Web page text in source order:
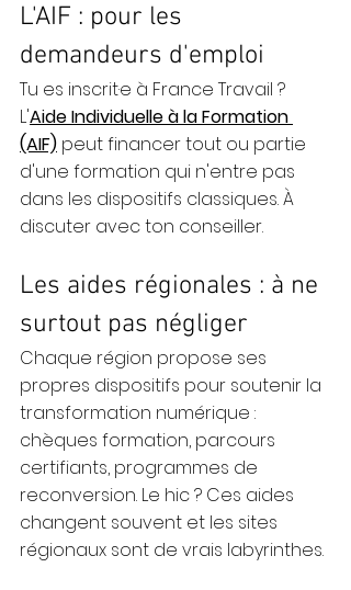
L'AIF : pour les
demandeurs d'emploi
Tu es inscrit·e à France Travail ?
L'Aide Individuelle à la Formation
(AIF) peut financer tout ou partie
d'une formation qui n'entre pas
dans les dispositifs classiques. À
discuter avec ton conseiller.
Les aides régionales : à ne
surtout pas négliger
Chaque région propose ses
propres dispositifs pour soutenir la
transformation numérique :
chèques formation, parcours
certifiants, programmes de
reconversion. Le hic ? Ces aides
changent souvent et les sites
régionaux sont de vrais labyrinthes.